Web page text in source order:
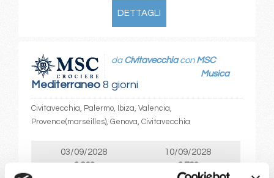
DETTAGLI
Mediterraneo8 giorni
da Civitavecchiacon MSC
Musica
Civitavecchia, Palermo, Ibiza, Valencia,
Provence(marseilles), Genova, Civitavecchia
03/09/2028
€ 863
10/09/2028
€ 783